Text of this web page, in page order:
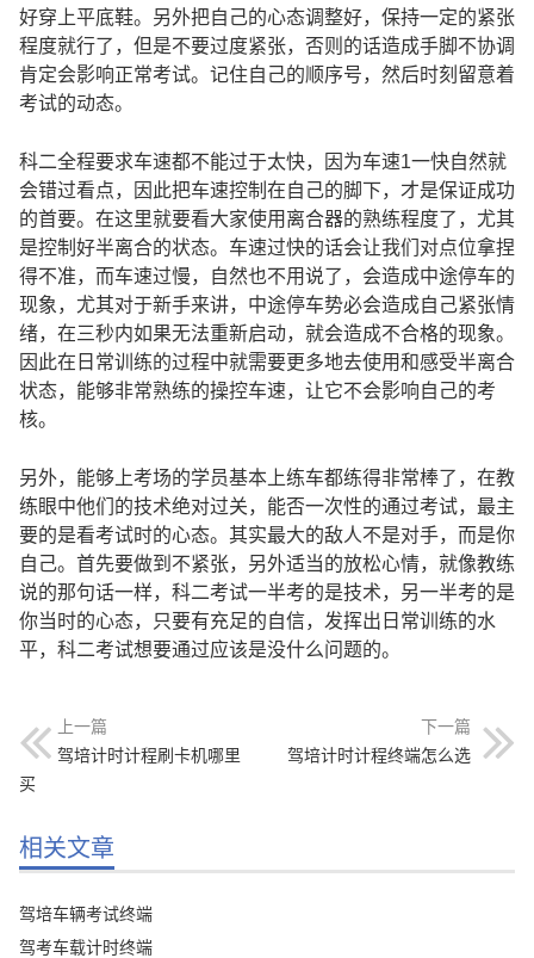
好穿上平底鞋。另外把自己的心态调整好，保持一定的紧张
程度就行了，但是不要过度紧张，否则的话造成手脚不协调
肯定会影响正常考试。记住自己的顺序号，然后时刻留意着
考试的动态。
科二全程要求车速都不能过于太快，因为车速1一快自然就
会错过看点，因此把车速控制在自己的脚下，才是保证成功
的首要。在这里就要看大家使用离合器的熟练程度了，尤其
是控制好半离合的状态。车速过快的话会让我们对点位拿捏
得不准，而车速过慢，自然也不用说了，会造成中途停车的
现象，尤其对于新手来讲，中途停车势必会造成自己紧张情
绪，在三秒内如果无法重新启动，就会造成不合格的现象。
因此在日常训练的过程中就需要更多地去使用和感受半离合
状态，能够非常熟练的操控车速，让它不会影响自己的考
核。
另外，能够上考场的学员基本上练车都练得非常棒了，在教
练眼中他们的技术绝对过关，能否一次性的通过考试，最主
要的是看考试时的心态。其实最大的敌人不是对手，而是你
自己。首先要做到不紧张，另外适当的放松心情，就像教练
说的那句话一样，科二考试一半考的是技术，另一半考的是
你当时的心态，只要有充足的自信，发挥出日常训练的水
平，科二考试想要通过应该是没什么问题的。
上一篇
驾培计时计程刷卡机哪里
买
下一篇
驾培计时计程终端怎么选
相关文章
驾培车辆考试终端
驾考车载计时终端